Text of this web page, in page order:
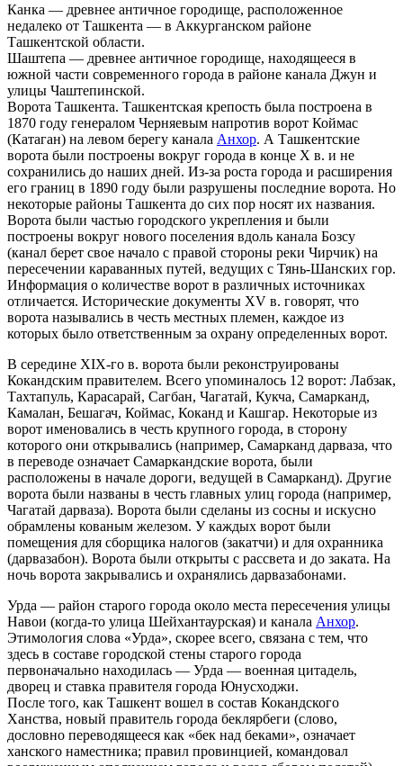
Канка — древнее античное городище, расположенное
недалеко от Ташкента — в Аккурганском районе
Ташкентской области.
Шаштепа — древнее античное городище, находящееся в
южной части современного города в районе канала Джун и
улицы Чаштепинской.
Ворота Ташкента. Ташкентская крепость была построена в
1870 году генералом Черняевым напротив ворот Коймас
(Катаган) на левом берегу канала Анхор. А Ташкентские
ворота были построены вокруг города в конце Х в. и не
сохранились до наших дней. Из-за роста города и расширения
его границ в 1890 году были разрушены последние ворота. Но
некоторые районы Ташкента до сих пор носят их названия.
Ворота были частью городского укрепления и были
построены вокруг нового поселения вдоль канала Бозсу
(канал берет свое начало с правой стороны реки Чирчик) на
пересечении караванных путей, ведущих с Тянь-Шанских гор.
Информация о количестве ворот в различных источниках
отличается. Исторические документы XV в. говорят, что
ворота назывались в честь местных племен, каждое из
которых было ответственным за охрану определенных ворот.
В середине XIX-го в. ворота были реконструированы
Кокандским правителем. Всего упоминалось 12 ворот: Лабзак,
Тахтапуль, Карасарай, Сагбан, Чагатай, Кукча, Самарканд,
Камалан, Бешагач, Коймас, Коканд и Кашгар. Некоторые из
ворот именовались в честь крупного города, в сторону
которого они открывались (например, Самарканд дарваза, что
в переводе означает Самаркандские ворота, были
расположены в начале дороги, ведущей в Самарканд). Другие
ворота были названы в честь главных улиц города (например,
Чагатай дарваза). Ворота были сделаны из сосны и искусно
обрамлены кованым железом. У каждых ворот были
помещения для сборщика налогов (закатчи) и для охранника
(дарвазабон). Ворота были открыты с рассвета и до заката. На
ночь ворота закрывались и охранялись дарвазабонами.
Урда — район старого города около места пересечения улицы
Навои (когда-то улица Шейхантаурская) и канала Анхор.
Этимология слова «Урда», скорее всего, связана с тем, что
здесь в составе городской стены старого города
первоначально находилась — Урда — военная цитадель,
дворец и ставка правителя города Юнусходжи.
После того, как Ташкент вошел в состав Кокандского
Ханства, новый правитель города беклярбеги (слово,
дословно переводящееся как «бек над беками», означает
ханского наместника; правил провинцией, командовал